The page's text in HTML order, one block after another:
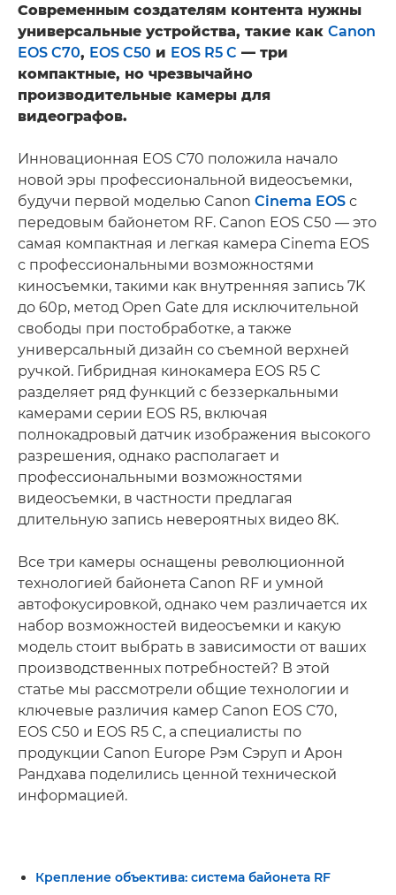
Современным создателям контента нужны
универсальные устройства, такие как Canon
EOS C70, EOS C50 и EOS R5 C — три
компактные, но чрезвычайно
производительные камеры для
видеографов.
Инновационная EOS C70 положила начало
новой эры профессиональной видеосъемки,
будучи первой моделью Canon Cinema EOS с
передовым байонетом RF. Canon EOS C50 — это
самая компактная и легкая камера Cinema EOS
с профессиональными возможностями
киносъемки, такими как внутренняя запись 7K
до 60p, метод Open Gate для исключительной
свободы при постобработке, а также
универсальный дизайн со съемной верхней
ручкой. Гибридная кинокамера EOS R5 C
разделяет ряд функций с беззеркальными
камерами серии EOS R5, включая
полнокадровый датчик изображения высокого
разрешения, однако располагает и
профессиональными возможностями
видеосъемки, в частности предлагая
длительную запись невероятных видео 8K.
Все три камеры оснащены революционной
технологией байонета Canon RF и умной
автофокусировкой, однако чем различается их
набор возможностей видеосъемки и какую
модель стоит выбрать в зависимости от ваших
производственных потребностей? В этой
статье мы рассмотрели общие технологии и
ключевые различия камер Canon EOS C70,
EOS C50 и EOS R5 C, а специалисты по
продукции Canon Europe Рэм Сэруп и Арон
Рандхава поделились ценной технической
информацией.
Крепление объектива: система байонета RF